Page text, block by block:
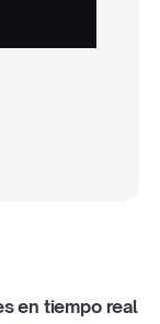
en tiempo real